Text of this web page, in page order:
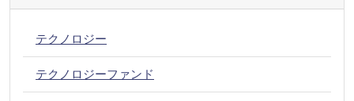
テクノロジー
テクノロジーファンド